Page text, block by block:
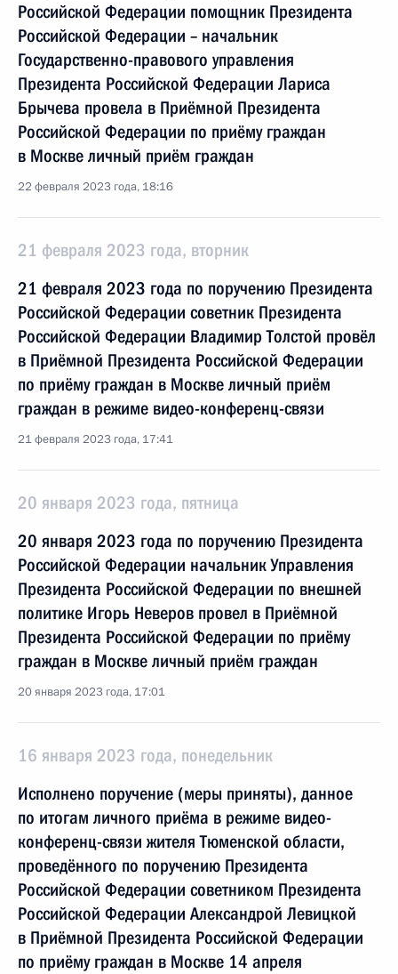
Российской Федерации помощник Президента
Российской Федерации – начальник
Государственно-правового управления
Президента Российской Федерации Лариса
Брычева провела в Приёмной Президента
Российской Федерации по приёму граждан
в Москве личный приём граждан
22 февраля 2023 года, 18:16
21 февраля 2023 года, вторник
21 февраля 2023 года по поручению Президента
Российской Федерации советник Президента
Российской Федерации Владимир Толстой провёл
в Приёмной Президента Российской Федерации
по приёму граждан в Москве личный приём
граждан в режиме видео-конференц-связи
21 февраля 2023 года, 17:41
20 января 2023 года, пятница
20 января 2023 года по поручению Президента
Российской Федерации начальник Управления
Президента Российской Федерации по внешней
политике Игорь Неверов провел в Приёмной
Президента Российской Федерации по приёму
граждан в Москве личный приём граждан
20 января 2023 года, 17:01
16 января 2023 года, понедельник
Исполнено поручение (меры приняты), данное
по итогам личного приёма в режиме видео-
конференц-связи жителя Тюменской области,
проведённого по поручению Президента
Российской Федерации советником Президента
Российской Федерации Александрой Левицкой
в Приёмной Президента Российской Федерации
по приёму граждан в Москве 14 апреля